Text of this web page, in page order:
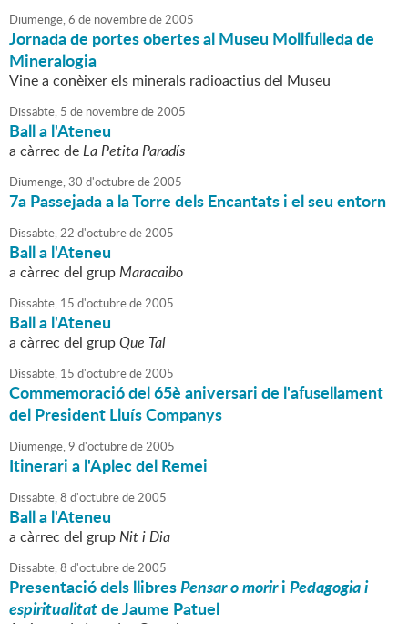
Diumenge,6 de novembrede2005
Jornada de portes obertes al Museu Mollfulleda de
Mineralogia
Vine a conèixer els minerals radioactius del Museu
Dissabte, 5 de novembrede2005
Ball a l'Ateneu
a càrrec deLa Petita Paradís
Diumenge,30 d'octubrede2005
7a Passejada a la Torre dels Encantats i el seu entorn
Dissabte,22 d'octubrede2005
Ball a l'Ateneu
a càrrec del grupMaracaibo
Dissabte, 15 d'octubrede2005
Ball a l'Ateneu
a càrrec del grupQue Tal
Dissabte, 15 d'octubrede2005
Commemoració del 65è aniversari de l'afusellament
del President Lluís Companys
Diumenge,9 d'octubrede2005
Itinerari a l'Aplec del Remei
Dissabte,8 d'octubrede2005
Ball a l'Ateneu
a càrrec del grupNit i Dia
Dissabte,8 d'octubrede2005
Presentació dels llibresPensar o moririPedagogia i
espiritualitatde Jaume Patuel